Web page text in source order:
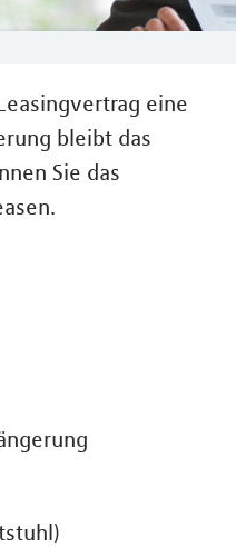
eine
bleibt das
Sie das